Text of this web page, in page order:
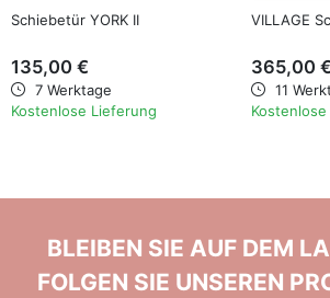
Schiebetür YORK II
135,00 €
7 Werktage
Kostenlose Lieferung
VILLAGE
365,00 €
11
BLEIBEN SIE AUF DEM
FOLGEN SIE UNSEREN